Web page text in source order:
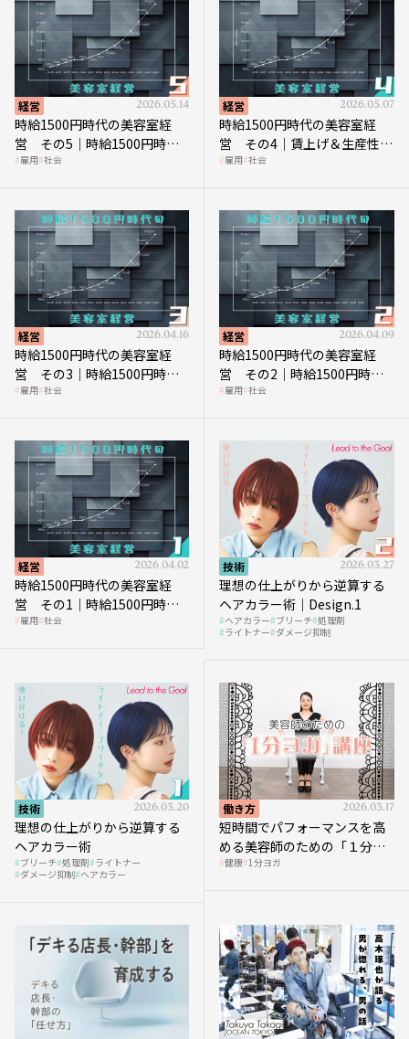
経営 2026.05.14
時給1500円時代の美容室経
営 その5｜時給1500円時代
の到来は美容業の収益構造を
雇用 社会
経営 2026.05.07
時給1500円時代の美容室経
営 その4｜賃上げ＆生産性向
上につなげる賢い助成金活用
雇用 社会
経営 2026.04.16
時給1500円時代の美容室経
営 その3｜時給1500円時
代、美容業はどのような影響
雇用 社会
経営 2026.04.09
時給1500円時代の美容室経
営 その2｜時給1500円時代
に支払う給与はいくらなのか
雇用 社会
経営 2026.04.02
時給1500円時代の美容室経
営 その1｜時給1500円時代
へ向かう社会的背景
雇用 社会
技術 2026.03.27
理想の仕上がりから逆算する
ヘアカラー術｜Design.1
ヘアカラー ブリーチ 処理剤
ライトナー ダメージ抑制
技術 2026.03.20
理想の仕上がりから逆算する
ヘアカラー術
ブリーチ 処理剤 ライトナー
ダメージ抑制 ヘアカラー
働き方 2026.03.17
短時間でパフォーマンスを高
める美容師のための「１分ヨ
ガ」講座｜実践編
健康 1分ヨガ